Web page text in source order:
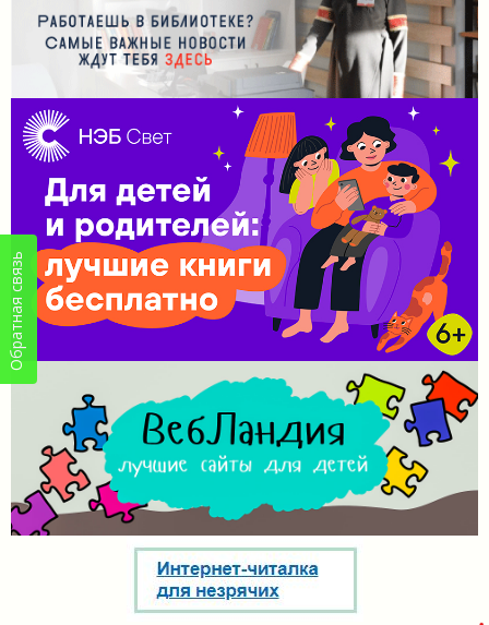
Обратная связь